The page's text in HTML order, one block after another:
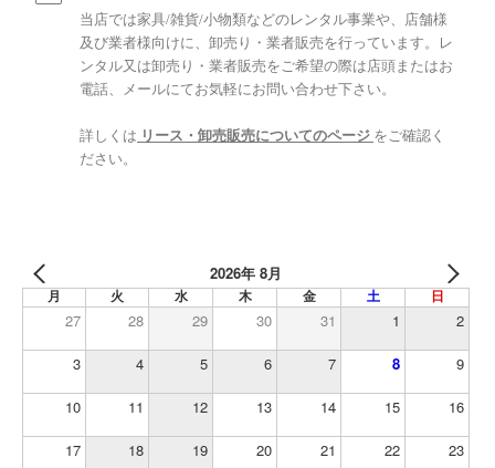
当店では家具/雑貨/小物類などのレンタル事業や、店舗様
及び業者様向けに、卸売り・業者販売を行っています。レ
ンタル又は卸売り・業者販売をご希望の際は店頭またはお
電話、メールにてお気軽にお問い合わせ下さい。
詳しくは リース・卸売販売についてのページ をご確認く
ださい。
2026年 8月
月 火 水 木 金 土 日
27 28 29 30 31 1 2
3 4 5 6 7 8 9
10 11 12 13 14 15 16
17 18 19 20 21 22 23